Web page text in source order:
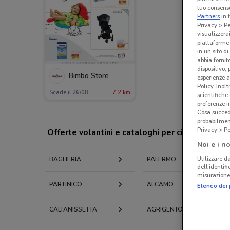
Bimbo Store
Scade il 26/08 7.2 km
Offerte volantini e cataloghi per città nelle
BAGHERIA PALERMO
PARTINICO ALCAMO
CALTANISSETTA AGRIGENTO
tuo
Partnersin
Privacy >
piattaforme
in un sito
abbia
dispositivo,
esperienze
Policy.
scientifiche
preferenze
Cosa
Privacy >
Noi e i
Utilizzare
Elenco dei